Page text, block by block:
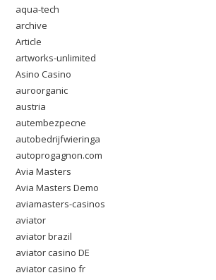
aqua-tech
archive
Article
artworks-unlimited
Asino Casino
auroorganic
austria
autembezpecne
autobedrijfwieringa
autoprogagnon.com
Avia Masters
Avia Masters Demo
aviamasters-casinos
aviator
aviator brazil
aviator casino DE
aviator casino fr